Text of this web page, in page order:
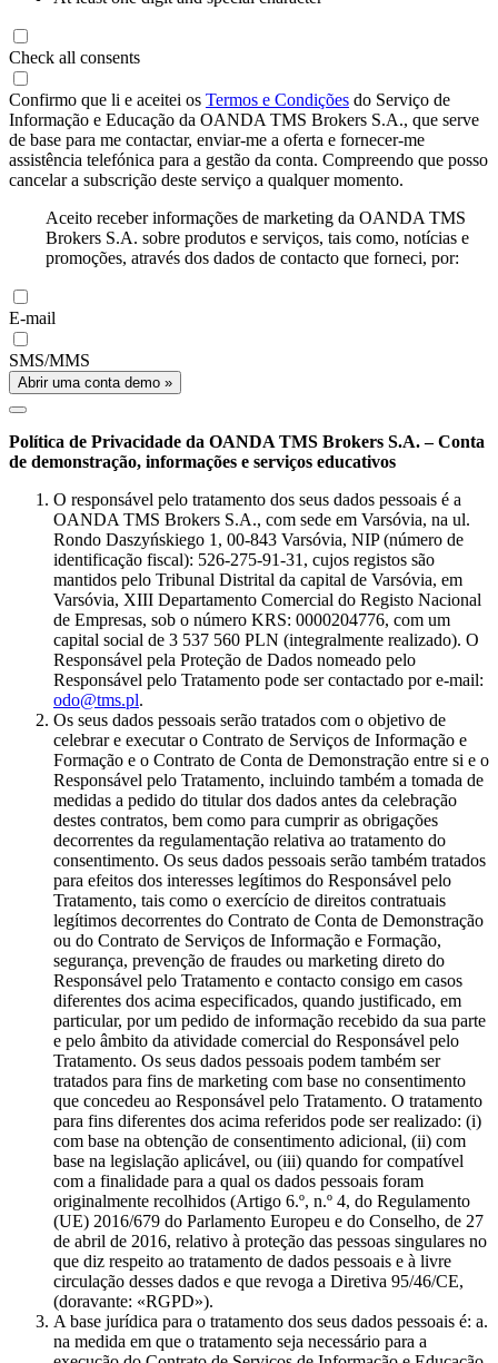
Check all consents
Confirmo que li e aceitei os Termos e Condições do Serviço de
Informação e Educação da OANDA TMS Brokers S.A., que serve
de base para me contactar, enviar-me a oferta e fornecer-me
assistência telefónica para a gestão da conta. Compreendo que posso
cancelar a subscrição deste serviço a qualquer momento.
Aceito receber informações de marketing da OANDA TMS
Brokers S.A. sobre produtos e serviços, tais como, notícias e
promoções, através dos dados de contacto que forneci, por:
E-mail
SMS/MMS
Abrir uma conta demo »
Política de Privacidade da OANDA TMS Brokers S.A. – Conta
de demonstração, informações e serviços educativos
O responsável pelo tratamento dos seus dados pessoais é a
OANDA TMS Brokers S.A., com sede em Varsóvia, na ul.
Rondo Daszyńskiego 1, 00-843 Varsóvia, NIP (número de
identificação fiscal): 526-275-91-31, cujos registos são
mantidos pelo Tribunal Distrital da capital de Varsóvia, em
Varsóvia, XIII Departamento Comercial do Registo Nacional
de Empresas, sob o número KRS: 0000204776, com um
capital social de 3 537 560 PLN (integralmente realizado). O
Responsável pela Proteção de Dados nomeado pelo
Responsável pelo Tratamento pode ser contactado por e-mail:
odo@tms.pl.
Os seus dados pessoais serão tratados com o objetivo de
celebrar e executar o Contrato de Serviços de Informação e
Formação e o Contrato de Conta de Demonstração entre si e o
Responsável pelo Tratamento, incluindo também a tomada de
medidas a pedido do titular dos dados antes da celebração
destes contratos, bem como para cumprir as obrigações
decorrentes da regulamentação relativa ao tratamento do
consentimento. Os seus dados pessoais serão também tratados
para efeitos dos interesses legítimos do Responsável pelo
Tratamento, tais como o exercício de direitos contratuais
legítimos decorrentes do Contrato de Conta de Demonstração
ou do Contrato de Serviços de Informação e Formação,
segurança, prevenção de fraudes ou marketing direto do
Responsável pelo Tratamento e contacto consigo em casos
diferentes dos acima especificados, quando justificado, em
particular, por um pedido de informação recebido da sua parte
e pelo âmbito da atividade comercial do Responsável pelo
Tratamento. Os seus dados pessoais podem também ser
tratados para fins de marketing com base no consentimento
que concedeu ao Responsável pelo Tratamento. O tratamento
para fins diferentes dos acima referidos pode ser realizado: (i)
com base na obtenção de consentimento adicional, (ii) com
base na legislação aplicável, ou (iii) quando for compatível
com a finalidade para a qual os dados pessoais foram
originalmente recolhidos (Artigo 6.º, n.º 4, do Regulamento
(UE) 2016/679 do Parlamento Europeu e do Conselho, de 27
de abril de 2016, relativo à proteção das pessoas singulares no
que diz respeito ao tratamento de dados pessoais e à livre
circulação desses dados e que revoga a Diretiva 95/46/CE,
(doravante: «RGPD»).
A base jurídica para o tratamento dos seus dados pessoais é: a.
na medida em que o tratamento seja necessário para a